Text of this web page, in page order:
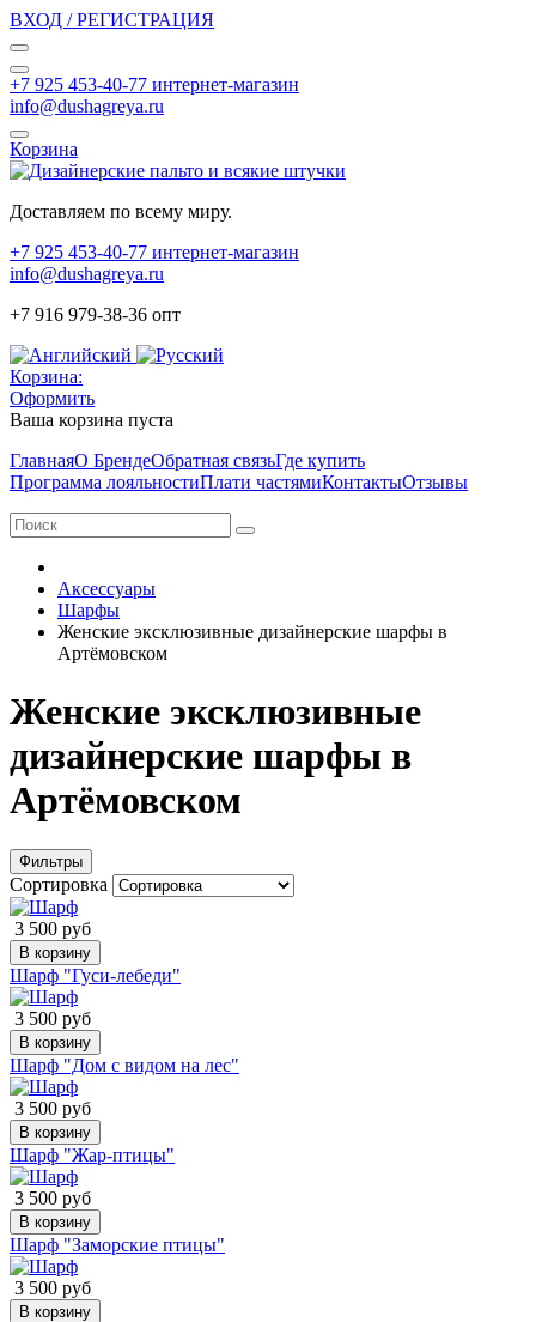
ВХОД / РЕГИСТРАЦИЯ
+7 925 453-40-77 интернет-магазин
info@dushagreya.ru
Корзина
Доставляем по всему миру.
+7 925 453-40-77 интернет-магазин
info@dushagreya.ru
+7 916 979-38-36 опт
Корзина:
Оформить
Ваша корзина пуста
ГлавнаяО БрендеОбратная связьГде купить
Программа лояльностиПлати частямиКонтактыОтзывы
Аксессуары
Шарфы
Женские эксклюзивные дизайнерские шарфы в
Артёмовском
Женские эксклюзивные
дизайнерские шарфы в
Артёмовском
Фильтры
Сортировка
3 500 руб
В корзину
Шарф "Гуси-лебеди"
3 500 руб
В корзину
Шарф "Дом с видом на лес"
3 500 руб
В корзину
Шарф "Жар-птицы"
3 500 руб
В корзину
Шарф "Заморские птицы"
3 500 руб
В корзину